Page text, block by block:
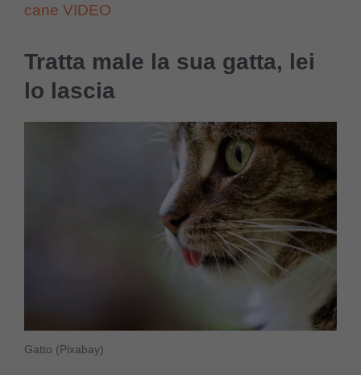
cane VIDEO
Tratta male la sua gatta, lei
lo lascia
Gatto (Pixabay)